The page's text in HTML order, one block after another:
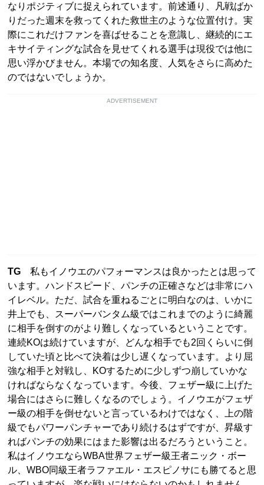
なりポジティブに捉えられています。前述通り、凡戦ばか
りだった週末を救ってくれた救世主のような位置付け。実
際にこれだけファンを喜ばせることを意識し、継続的にエ
キサイティングな試合を見せてくれる選手は現役では他に
思い浮かびません。本場での知名度、人気をさらに高めた
のではないでしょうか。
ADVERTISEMENT
TG 私もイノウエのパフォーマンスは良かったとは思って
います。ハンドスピード、パンチの正確さなどは非常にハ
イレベル。ただ、試合を重ねるごとに明白なのは、いかに
井上でも、スーパーバンタム級ではこれまでのように綺麗
に相手を倒すのがより難しくなっているということです。
連続KOは続けていますが、どんな相手でも2回くらいに倒
していた頃と比べて決着は少し遅くなっています。より屈
強な相手と対戦し、KOするために少しずつ崩していかな
ければならなくなっています。今後、フェザー級に上げた
場合にはさらに難しくなるのでしょう。イノウエがフェザ
ー級の相手を倒せないと言っているわけではなく、上の階
級でもパワーパンチャーであり続けるはずですが、昇級す
ればパンチの効果にはまた影響は出るだろうということ。
私はイノウエならWBA世界フェザー級王者ニック・ボー
ル、WBO同級王者ラファエル・エスピノサにも勝てると思